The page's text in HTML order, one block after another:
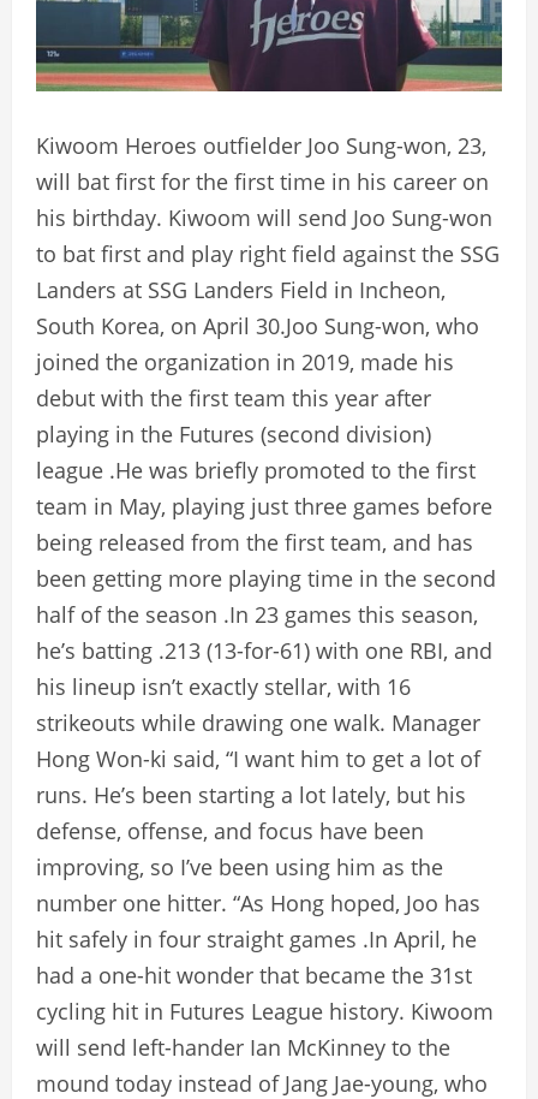
Kiwoom Heroes outfielder Joo Sung-won, 23,
will bat first for the first time in his career on
his birthday. Kiwoom will send Joo Sung-won
to bat first and play right field against the SSG
Landers at SSG Landers Field in Incheon,
South Korea, on April 30.Joo Sung-won, who
joined the organization in 2019, made his
debut with the first team this year after
playing in the Futures (second division)
league .He was briefly promoted to the first
team in May, playing just three games before
being released from the first team, and has
been getting more playing time in the second
half of the season .In 23 games this season,
he’s batting .213 (13-for-61) with one RBI, and
his lineup isn’t exactly stellar, with 16
strikeouts while drawing one walk. Manager
Hong Won-ki said, “I want him to get a lot of
runs. He’s been starting a lot lately, but his
defense, offense, and focus have been
improving, so I’ve been using him as the
number one hitter. “As Hong hoped, Joo has
hit safely in four straight games .In April, he
had a one-hit wonder that became the 31st
cycling hit in Futures League history. Kiwoom
will send left-hander Ian McKinney to the
mound today instead of Jang Jae-young, who